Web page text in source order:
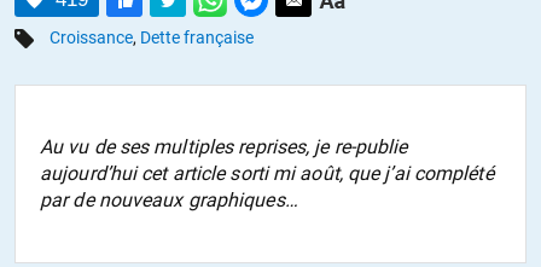
Croissance, Dette française
Au vu de ses multiples reprises, je re-publie
aujourd’hui cet article sorti mi août, que j’ai complété
par de nouveaux graphiques…